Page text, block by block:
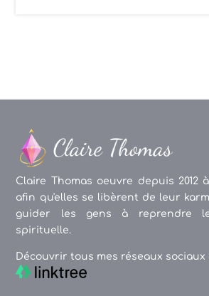
Claire Thomas oeuvre depuis 2012
afin qu'elles se libèrent de leur
guider les gens à reprendre
spirituelle.
Découvrir tous mes réseaux sociaux